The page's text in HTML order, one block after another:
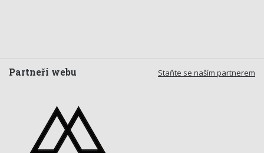
Staňte se naším partnerem
Partneři webu